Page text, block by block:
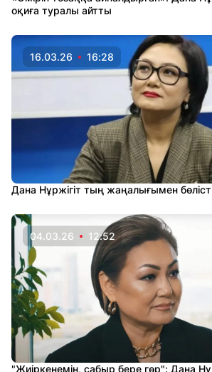
оқиға туралы айтты
16.03.26 16:28
Дана Нұржігіт тың жаңалығымен
04.03.26 12:52
"Жиіркенемін, сабыр бере гөр": Дана